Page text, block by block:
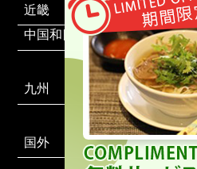
近畿
中国和四国
九州
国外